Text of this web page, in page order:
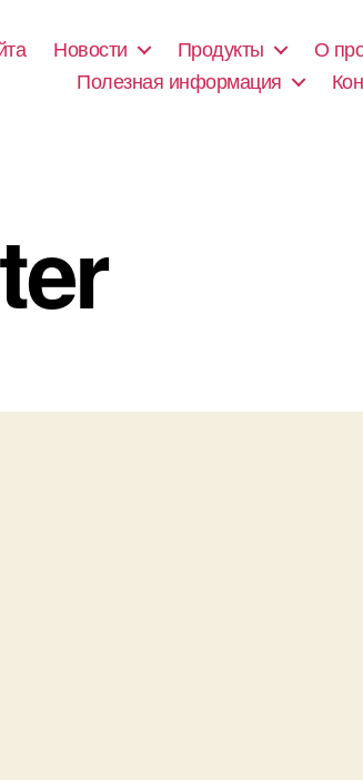
Новости Продукты
О
Полезная информация